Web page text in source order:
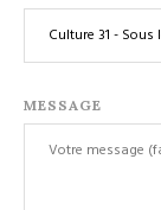
MESSAGE